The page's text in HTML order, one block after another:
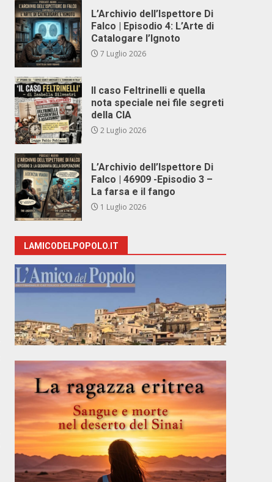
L’Archivio dell’Ispettore Di
Falco | Episodio 4: L’Arte di
Catalogare l’Ignoto
7 Luglio 2026
Il caso Feltrinelli e quella
nota speciale nei file segreti
della CIA
2 Luglio 2026
L’Archivio dell’Ispettore Di
Falco | 46909 -Episodio 3 –
La farsa e il fango
1 Luglio 2026
LAMICODELPOPOLO.IT